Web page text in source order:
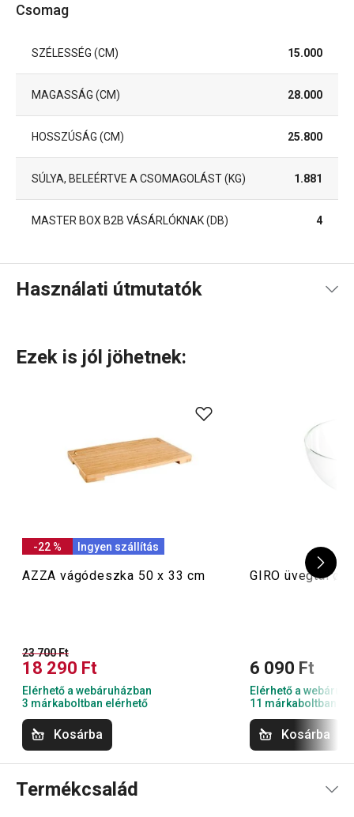
Csomag
SZÉLESSÉG (CM) 15.000
MAGASSÁG (CM) 28.000
HOSSZÚSÁG (CM) 25.800
SÚLYA, BELEÉRTVE A CSOMAGOLÁST (KG) 1.881
MASTER BOX B2B VÁSÁRLÓKNAK (DB) 4
Használati útmutatók
Használati útmutató és biztonsági információk
Ezek is jól jöhetnek:
-22 % Ingyen szállítás
AZZA vágódeszka 50 x 33 cm
23 700 Ft
18 290 Ft
Elérhető a webáruházban
3 márkaboltban elérhető
Kosárba
GIRO üvegtál ø
6 090 Ft
Elérhető a
11 márkaboltban
Kosárba
Termékcsalád